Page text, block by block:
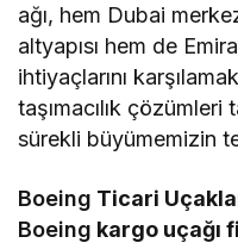
ağı, hem Dubai
altyapısı hem de
ihtiyaçlarını
taşımacılık
sürekli büyümemizin
Boeing Ticari
Boeing kargo uçağı